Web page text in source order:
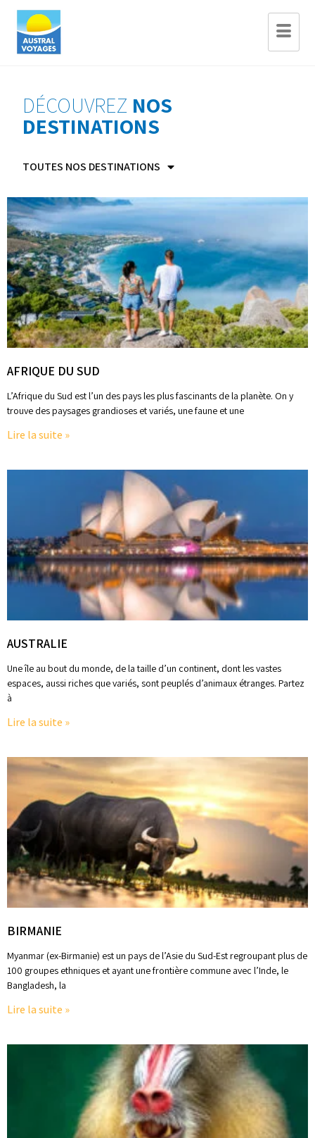
DÉCOUVREZ NOS
DESTINATIONS
TOUTES NOS DESTINATIONS
AFRIQUE DU SUD
L’Afrique du Sud est l’un des pays les plus fascinants de la planète. On y
trouve des paysages grandioses et variés, une faune et une
Lire la suite »
AUSTRALIE
Une île au bout du monde, de la taille d’un continent, dont les vastes
espaces, aussi riches que variés, sont peuplés d’animaux étranges. Partez
à
Lire la suite »
BIRMANIE
Myanmar (ex-Birmanie) est un pays de l’Asie du Sud-Est regroupant plus de
100 groupes ethniques et ayant une frontière commune avec l’Inde, le
Bangladesh, la
Lire la suite »